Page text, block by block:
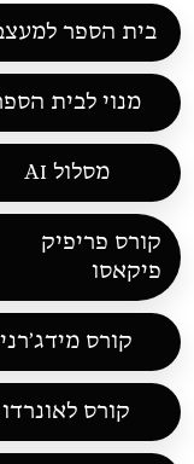
הספר למעצבת
מנוי לבית הספר
מסלול AI
פריפיק
קורס מידג׳רני
קורס לאונרדו